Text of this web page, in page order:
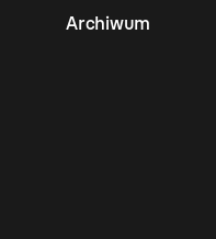
Archiwum